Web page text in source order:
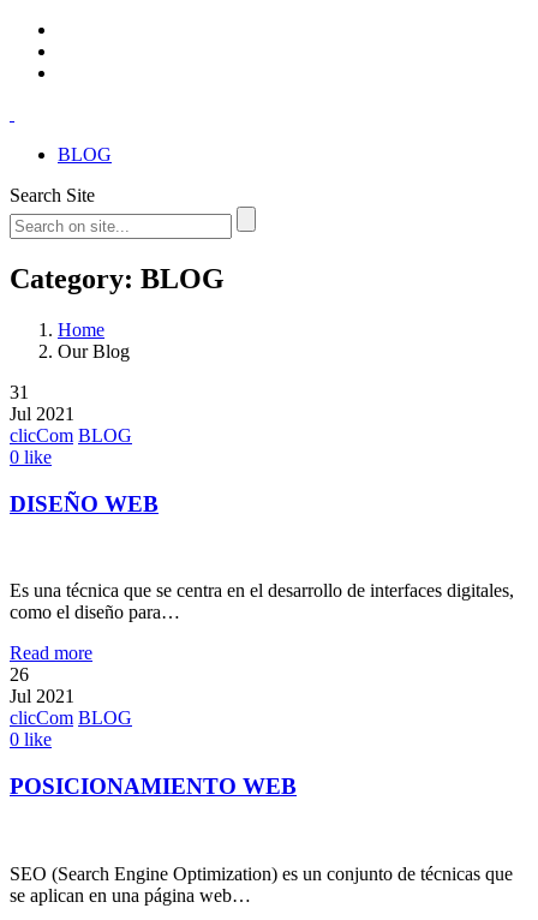
BLOG
Search Site
Category: BLOG
Home
Our Blog
31
Jul 2021
clicCom BLOG
0 like
DISEÑO WEB
Es una técnica que se centra en el desarrollo de interfaces digitales,
como el diseño para…
Read more
26
Jul 2021
clicCom BLOG
0 like
POSICIONAMIENTO WEB
SEO (Search Engine Optimization) es un conjunto de técnicas que
se aplican en una página web…